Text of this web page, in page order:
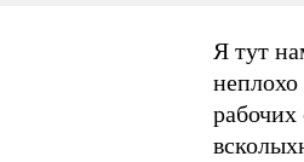
Я тут
неплохо